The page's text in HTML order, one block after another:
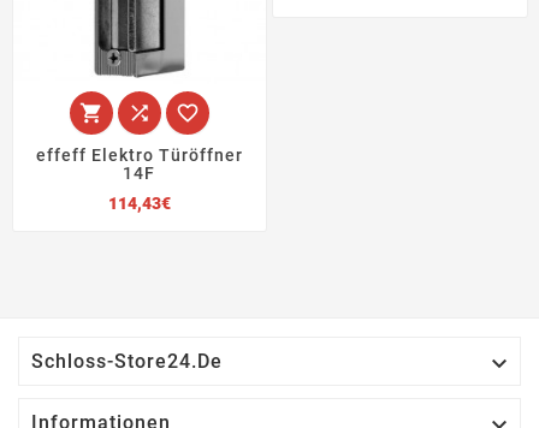
  
effeff Elektro Türöffner
14F
114,43€Preis
Schloss-Store24.de 
Informationen